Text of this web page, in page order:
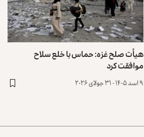
هیأت صلح غزه: حماس با خلع سلاح
موافقت کرد
۹ اسد ۱۴۰۵ - ۳۱ جولای ۲۰۲۶